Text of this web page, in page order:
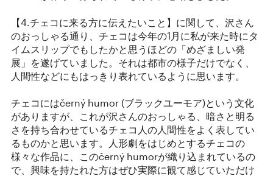
【4.チェコに来る方に伝えたいこと】に関して、沢さん
のおっしゃる通り、チェコは今年の1月に私が来た時にタ
イムスリップでもしたかと思うほどの「めざましい発
展」を遂げていました。それは都市の様子だけでなく、
人間性などにもはっきり表れているように思います。
チェコにはčerný humor (ブラックユーモア)という文化
がありますが、これが沢さんのおっしゃる、暗さと明る
さを持ち合わせているチェコ人の人間性をよく表してい
るものかと思います。人形劇をはじめとするチェコの
様々な作品に、このčerný humorが織り込まれているの
で、興味を持たれた方はぜひ実際に観て感じていただけ